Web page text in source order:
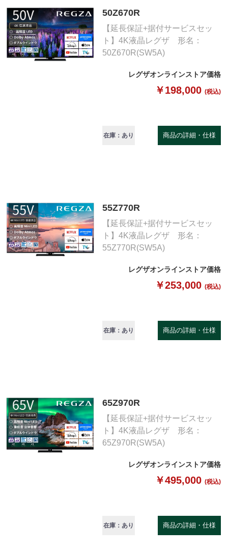
50Z670R
【延長保証+据付サービスセッ
ト】4K液晶レグザ 形名：
50Z670R(SW5A)
レグザオンラインストア価格
￥198,000 (税込)
在庫：あり 商品の詳細・仕様
55Z770R
【延長保証+据付サービスセッ
ト】4K液晶レグザ 形名：
55Z770R(SW5A)
レグザオンラインストア価格
￥253,000 (税込)
在庫：あり 商品の詳細・仕様
65Z970R
【延長保証+据付サービスセッ
ト】4K液晶レグザ 形名：
65Z970R(SW5A)
レグザオンラインストア価格
￥495,000 (税込)
在庫：あり 商品の詳細・仕様